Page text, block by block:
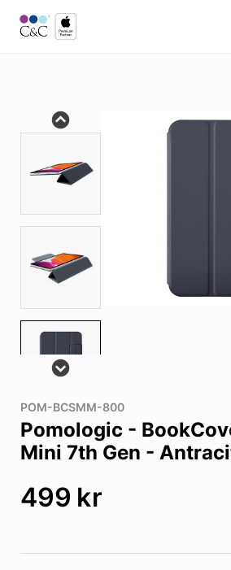
POM-BCSMM-800
Pomologic -
Mini 7th Gen -
499 kr